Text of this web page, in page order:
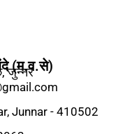
(म.व.से)
जुन्नर
Junnar - 410502